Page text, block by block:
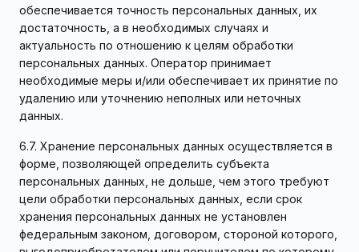
обеспечивается точность персональных данных, их
достаточность, а в необходимых случаях и
актуальность по отношению к целям обработки
персональных данных. Оператор принимает
необходимые меры и/или обеспечивает их принятие по
удалению или уточнению неполных или неточных
данных.
6.7. Хранение персональных данных осуществляется в
форме, позволяющей определить субъекта
персональных данных, не дольше, чем этого требуют
цели обработки персональных данных, если срок
хранения персональных данных не установлен
федеральным законом, договором, стороной которого,